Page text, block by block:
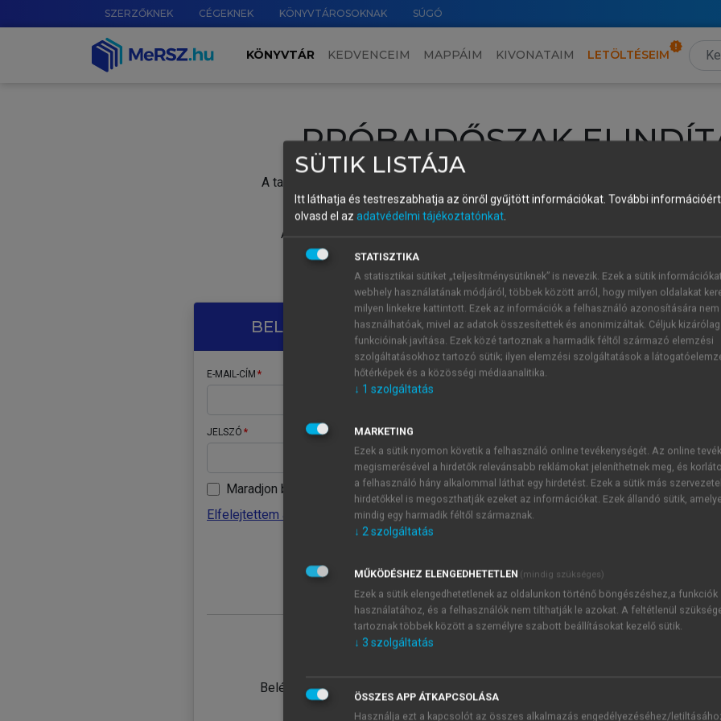
SZERZŐKNEK CÉGEKNEK KÖNYVTÁROSOKNAK SÚGÓ
KÖNYVTÁR KEDVENCEIM MAPPÁIM KIVONATAIM LETÖLTÉSEIM
PRÓBAIDŐSZAK
A tartalom megtekintéséhez lépj be a saját fiókoddal, iskolai azonosítóddal vagy
Új felhasználóként1 óra díjmentes hozzáférésrevagy
A próbaidőszak elindításához,
vagy hozz
A regisztráció után a
BELÉPÉS SAJÁT FIÓKKAL
E-MAIL-CÍM
JELSZÓ
Maradjon belépve
Elfelejtettem a jelszavamat
Belépés intézményi azonosítóval
ÚJ FIÓK
1 óra
JELSZÓ
Kérek értesítést a MeRSZ
Kérek értesítést az
SÜTIK LISTÁJA
Itt láthatja és testreszabhatja az önről gyűjtött információkat. További
olvasd el az adatvédelmi tájékoztatónkat.
STATISZTIKA
A statisztikai sütiket „teljesítménysütiknek” is nevezik. Ezek a sütik
webhely használatának módjáról, többek között arról, hogy milyen oldalakat
milyen linkekre kattintott. Ezek az információk a felhasználó azonosítására nem
használhatóak, mivel az adatok összesítettek és anonimizáltak. Céljuk
funkcióinak javítása. Ezek közé tartoznak a harmadik féltől származó elemzési
szolgáltatásokhoz tartozó sütik; ilyen elemzési szolgáltatások a
hőtérképek és a közösségi médiaanalitika.
↓ 1 szolgáltatás
MARKETING
Ezek a sütik nyomon követik a felhasználó online tevékenységét. Az online
megismerésével a hirdetők relevánsabb reklámokat jeleníthetnek meg, és
a felhasználó hány alkalommal láthat egy hirdetést. Ezek a sütik más
hirdetőkkel is megoszthatják ezeket az információkat. Ezek állandó sütik,
mindig egy harmadik féltől származnak.
↓ 2szolgáltatás
MŰKÖDÉSHEZ ELENGEDHETETLEN (mindig szükséges)
Ezek a sütik elengedhetetlenek az oldalunkon történő böngészéshez,a funkciók
használatához, és a felhasználók nem tilthatják le azokat. A feltétlenül
tartoznak többek között a személyre szabott beállításokat kezelő sütik.
↓ 3 szolgáltatás
ÖSSZES APP ÁTKAPCSOLÁSA
Használja ezt a kapcsolót az összes alkalmazás engedélyezéséhez/